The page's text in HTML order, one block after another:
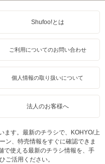
Shufoo!とは
ご利用についてのお問い合わせ
個人情報の取り扱いについて
法人のお客様へ
ます。最新のチラシで、KOHYO/上
ン、特売情報をすぐに確認できま
で使える最新のチラシ情報を、手
ご活用ください。